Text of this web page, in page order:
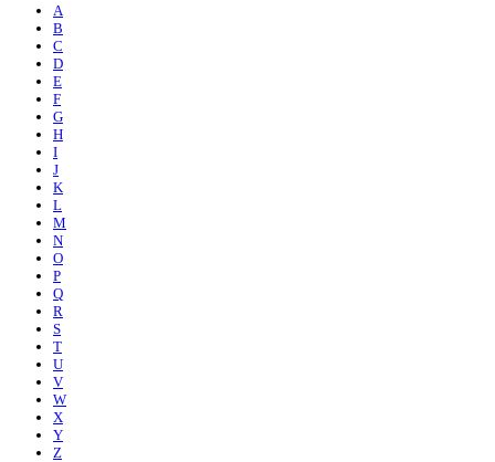
A
B
C
D
E
F
G
H
I
J
K
L
M
N
O
P
Q
R
S
T
U
V
W
X
Y
Z